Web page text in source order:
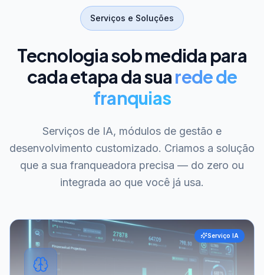
Serviços e Soluções
Tecnologia sob medida para
cada etapa da suarede de
franquias
Serviços de IA, módulos de gestão e
desenvolvimento customizado. Criamos a solução
que a sua franqueadora precisa — do zero ou
integrada ao que você já usa.
Serviço IA